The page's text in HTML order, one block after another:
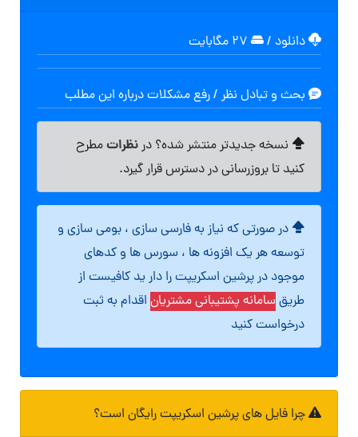
دانلود /
بحث و تبادل نظر / رفع مشکلات درباره این مطلب
نسخه جدیدتر منتشر شده؟ درنظراتمطرح
کنید تا بروزرسانی در دسترس قرار گیرد.
در صورتی که نیاز به فارسی سازی ، بومی سازی و
توسعه هر یک افزونه ها ، سورس ها و کدهای
موجود در پرشین اسکریپت را دار ید کافیست از
طریقسامانه پشتیبانی مشتریان اقدام به ثبت
درخواست کنید
چرا فایل های پرشین اسکریپت رایگان است؟